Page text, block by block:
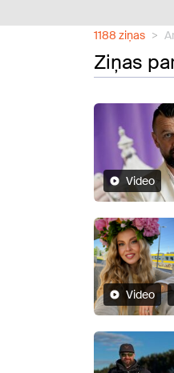
1188 ziņas
Ziņas
Video
Video